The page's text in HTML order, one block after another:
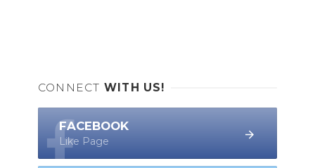
CONNECT WITH US!
FACEBOOK
Like Page